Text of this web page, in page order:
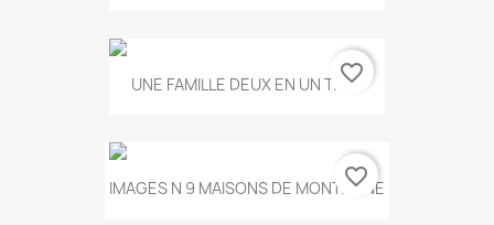
UNE FAMILLE DEUX EN UN T.675
favorite_border
IMAGES N 9 MAISONS DE MONTAGNE
favorite_border